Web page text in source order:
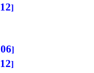
12
06
12